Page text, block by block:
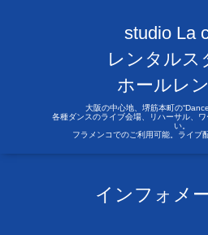
studio La
レンタルス
ホールレ
大阪の中心地、堺筋本町の
各種ダンスのライブ会場、リハーサル、
い。
フラメンコでのご利用可能。ライブ
インフォメ